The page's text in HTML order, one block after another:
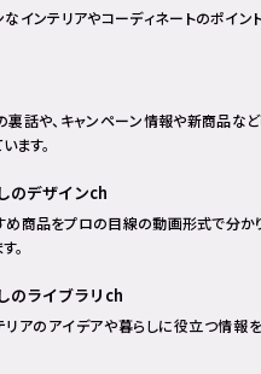
なインテリアやコーディネートのポイン
裏話や、キャンペーン情報や新商品な
ます。
のデザインch
め商品をプロの目線の動画形式で分か
。
のライブラリch
リアのアイデアや暮らしに役立つ情報